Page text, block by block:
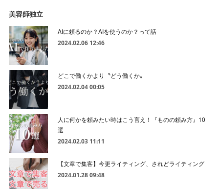
美容師独立
AIに頼るのか？AIを使うのか？って話
2024.02.06 12:46
どこで働くかより〝どう働くか〟
2024.02.04 00:05
人に何かを頼みたい時はこう言え！『ものの頼み方』10
選
2024.02.03 11:11
【文章で集客】今更ライティング、されどライティング
2024.01.28 09:48